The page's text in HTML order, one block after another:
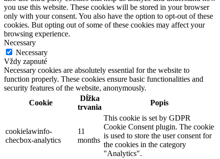
you use this website. These cookies will be stored in your browser
only with your consent. You also have the option to opt-out of these
cookies. But opting out of some of these cookies may affect your
browsing experience.
Necessary
Necessary
Vždy zapnuté
Necessary cookies are absolutely essential for the website to
function properly. These cookies ensure basic functionalities and
security features of the website, anonymously.
Cookie
Dĺžka
trvania
Popis
cookielawinfo-
checbox-analytics
11
months
This cookie is set by GDPR
Cookie Consent plugin. The cookie
is used to store the user consent for
the cookies in the category
"Analytics".